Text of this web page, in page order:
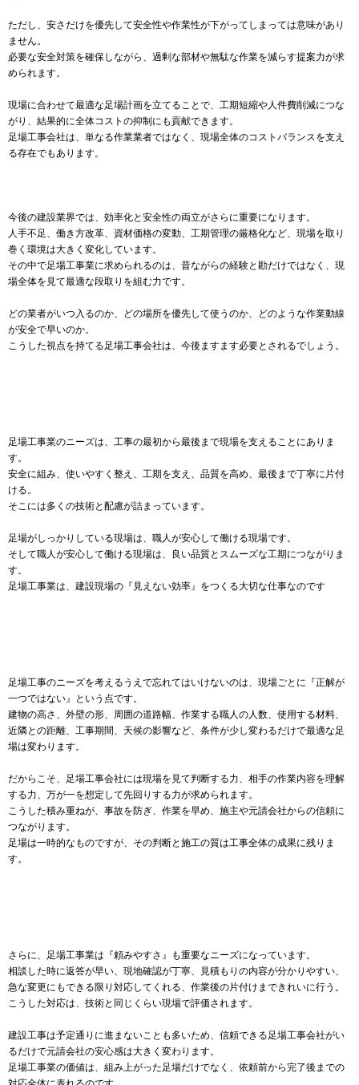
ただし、安さだけを優先して安全性や作業性が下がってしまっては意味があり
ません。
必要な安全対策を確保しながら、過剰な部材や無駄な作業を減らす提案力が求
められます。
現場に合わせて最適な足場計画を立てることで、工期短縮や人件費削減につな
がり、結果的に全体コストの抑制にも貢献できます。
足場工事会社は、単なる作業業者ではなく、現場全体のコストバランスを支え
る存在でもあります。
今後の建設業界では、効率化と安全性の両立がさらに重要になります。
人手不足、働き方改革、資材価格の変動、工期管理の厳格化など、現場を取り
巻く環境は大きく変化しています。
その中で足場工事業に求められるのは、昔ながらの経験と勘だけではなく、現
場全体を見て最適な段取りを組む力です。
どの業者がいつ入るのか、どの場所を優先して使うのか、どのような作業動線
が安全で早いのか。
こうした視点を持てる足場工事会社は、今後ますます必要とされるでしょう。
足場工事業のニーズは、工事の最初から最後まで現場を支えることにありま
す。
安全に組み、使いやすく整え、工期を支え、品質を高め、最後まで丁寧に片付
ける。
そこには多くの技術と配慮が詰まっています。
足場がしっかりしている現場は、職人が安心して働ける現場です。
そして職人が安心して働ける現場は、良い品質とスムーズな工期につながりま
す。
足場工事業は、建設現場の『見えない効率』をつくる大切な仕事なのです
足場工事のニーズを考えるうえで忘れてはいけないのは、現場ごとに『正解が
一つではない』という点です。
建物の高さ、外壁の形、周囲の道路幅、作業する職人の人数、使用する材料、
近隣との距離、工事期間、天候の影響など、条件が少し変わるだけで最適な足
場は変わります。
だからこそ、足場工事会社には現場を見て判断する力、相手の作業内容を理解
する力、万が一を想定して先回りする力が求められます。
こうした積み重ねが、事故を防ぎ、作業を早め、施主や元請会社からの信頼に
つながります。
足場は一時的なものですが、その判断と施工の質は工事全体の成果に残りま
す。
さらに、足場工事業は『頼みやすさ』も重要なニーズになっています。
相談した時に返答が早い、現地確認が丁寧、見積もりの内容が分かりやすい、
急な変更にもできる限り対応してくれる、作業後の片付けまできれいに行う。
こうした対応は、技術と同じくらい現場で評価されます。
建設工事は予定通りに進まないことも多いため、信頼できる足場工事会社がい
るだけで元請会社の安心感は大きく変わります。
足場工事業の価値は、組み上がった足場だけでなく、依頼前から完了後までの